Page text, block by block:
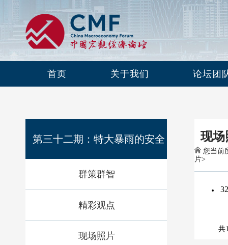
首页 关于我们 论坛团
第三十二期：特大暴雨的安全
风险治理
群策群智
精彩观点
现场照片
现场
您当前
片>
共